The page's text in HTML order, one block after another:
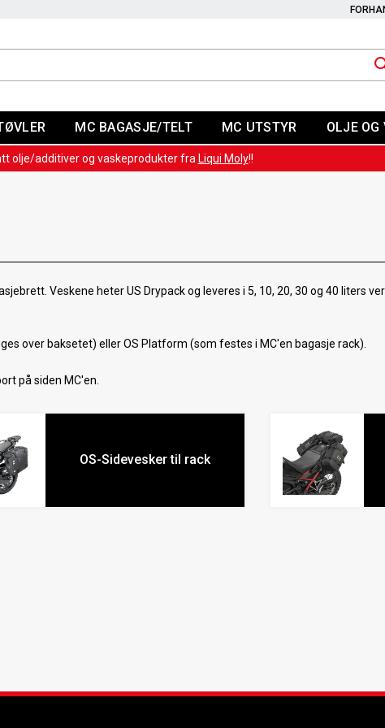
MC BAGASJE/TELT MC UTSTYR OLJE OG
olje/additiver og vaskeprodukter fra Liqui Moly!!
Veskene heter US Drypack og leveres i 5, 10, 20, 30 og 40 liters
over baksetet) eller OS Platform (som festes i MC'en bagasje rack).
på siden MC'en.
OS-Sidevesker til rack